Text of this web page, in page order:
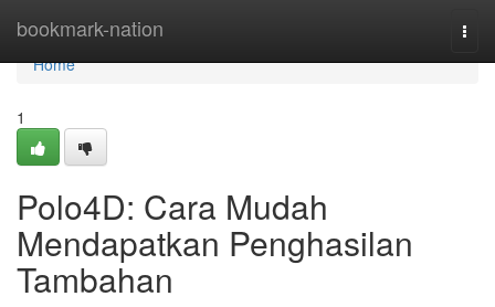
bookmark-nation
Home
Home
1
Polo4D: Cara Mudah
Mendapatkan Penghasilan
Tambahan